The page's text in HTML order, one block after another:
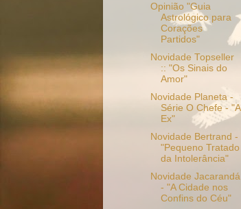
Opinião "Guia
Astrológico para
Corações
Partidos"
Novidade Topseller
:: "Os Sinais do
Amor"
Novidade Planeta -
Série O Chefe - "A
Ex"
Novidade Bertrand -
"Pequeno Tratado
da Intolerância"
Novidade Jacarandá
- "A Cidade nos
Confins do Céu"